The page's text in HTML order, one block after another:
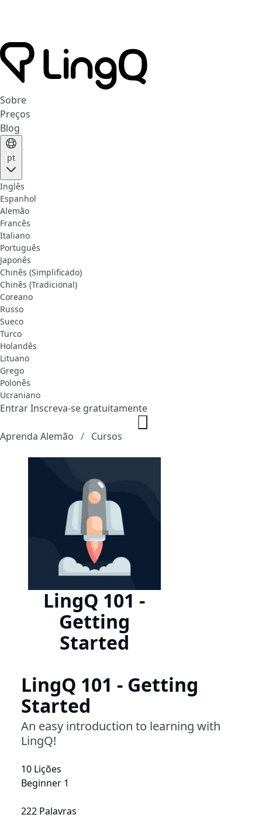
Sobre
Preços
Blog
pt
Inglês
Espanhol
Alemão
Francês
Italiano
Português
Japonês
Chinês (Simplificado)
Chinês (Tradicional)
Coreano
Russo
Sueco
Turco
Holandês
Lituano
Grego
Polonês
Ucraniano
EntrarInscreva-se gratuitamente
Aprenda Alemão Cursos
LingQ 101 -
Getting
Started
LingQ 101 - Getting
Started
An easy introduction to learning with
LingQ!
10 Lições
Beginner 1
222 Palavras